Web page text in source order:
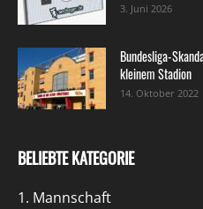
3. Juni 2026
Bundesliga-
kleinem Stadion
14. Oktober 2022
BELIEBTE KATEGORIE
1. Mannschaft